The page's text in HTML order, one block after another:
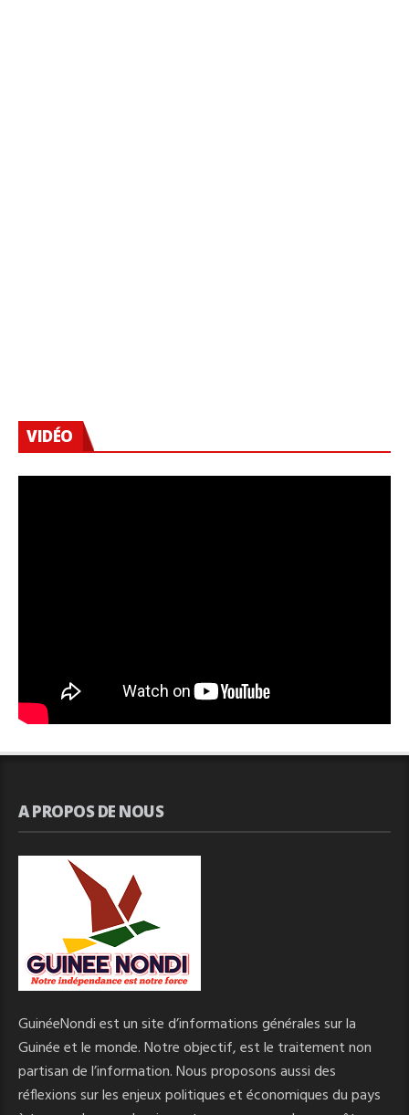
VIDÉO
A PROPOS DE NOUS
GuinéeNondi est un site d’informations générales sur la
Guinée et le monde. Notre objectif, est le traitement non
partisan de l’information. Nous proposons aussi des
réflexions sur les enjeux politiques et économiques du pays